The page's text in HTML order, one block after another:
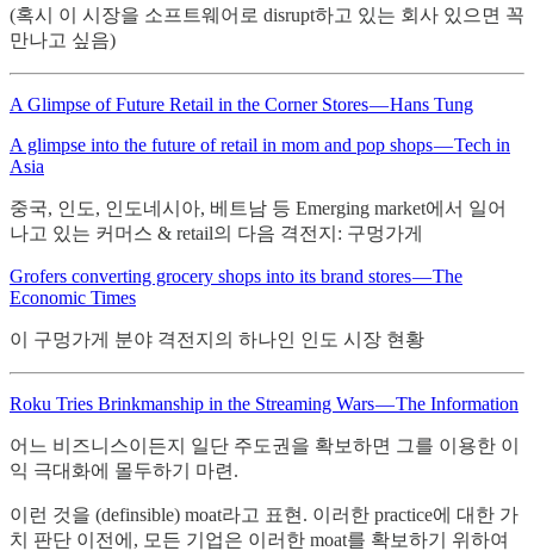
(혹시 이 시장을 소프트웨어로 disrupt하고 있는 회사 있으면 꼭
만나고 싶음)
A Glimpse of Future Retail in the Corner Stores — Hans Tung
A glimpse into the future of retail in mom and pop shops — Tech in
Asia
중국, 인도, 인도네시아, 베트남 등 Emerging market에서 일어
나고 있는 커머스 & retail의 다음 격전지: 구멍가게
Grofers converting grocery shops into its brand stores — The
Economic Times
이 구멍가게 분야 격전지의 하나인 인도 시장 현황
Roku Tries Brinkmanship in the Streaming Wars — The Information
어느 비즈니스이든지 일단 주도권을 확보하면 그를 이용한 이
익 극대화에 몰두하기 마련.
이런 것을 (definsible) moat라고 표현. 이러한 practice에 대한 가
치 판단 이전에, 모든 기업은 이러한 moat를 확보하기 위하여